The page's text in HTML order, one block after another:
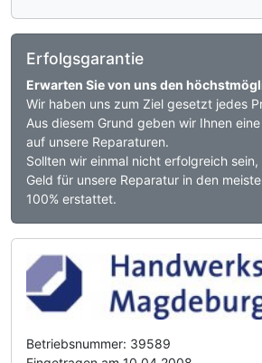
Erfolgsgarantie
Erwarten Sie von uns den
Wir haben uns zum Ziel gesetzt jedes
Aus diesem Grund geben wir Ihnen
auf unsere Reparaturen.
Sollten wir einmal nicht erfolgreich
Geld für unsere Reparatur in den
100% erstattet.
Betriebsnummer: 39589